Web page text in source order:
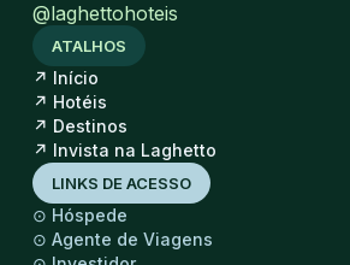
@laghettohoteis
ATALHOS
↗ Início
↗ Hotéis
↗ Destinos
↗ Invista na Laghetto
LINKS DE ACESSO
⊙ Hóspede
⊙ Agente de Viagens